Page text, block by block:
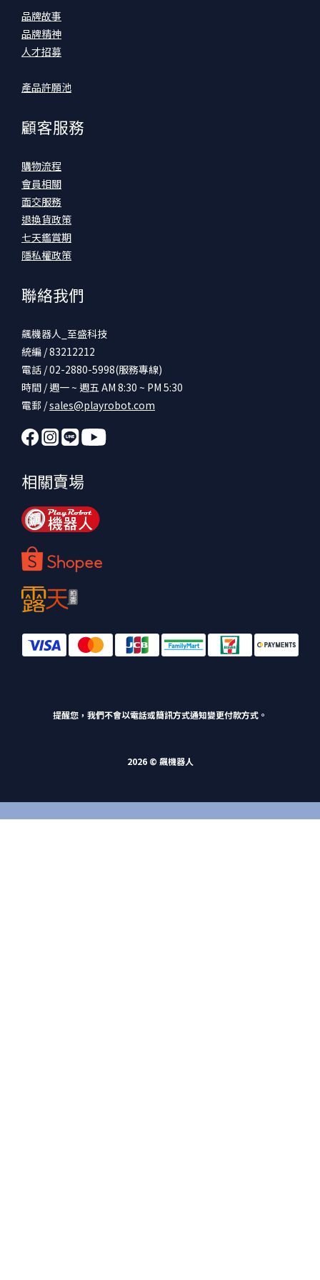
品牌故事
品牌精神
人才招募
產品許願池
顧客服務
購物流程
會員相關
面交服務
退換貨政策
七天鑑賞期
隱私權政策
聯絡我們
飆機器人_至盛科技
統編 / 83212212
電話 / 02-2880-5998(服務專線)
時間 / 週一 ~ 週五 AM 8:30 ~ PM 5:30
電郵 /sales@playrobot.com
相關賣場
提醒您，我們不會以電話或簡訊方式通知變更付款方式。
2026 © 飆機器人